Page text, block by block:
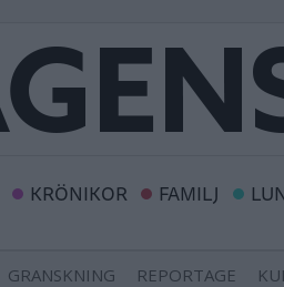
KRÖNIKOR FAMILJ
GRANSKNING REPORTAGE